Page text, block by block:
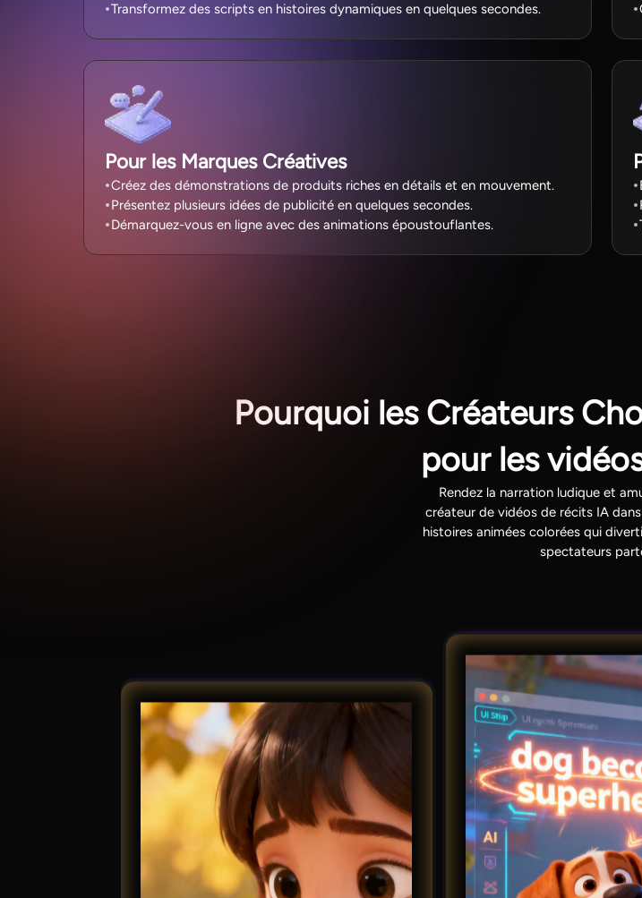
Transformez des scripts en histoires dynamiques en quelques secondes.
Pour les Marques Créatives
Créez des démonstrations de produits riches en détails et en mouvement.
Présentez plusieurs idées de publicité en quelques secondes.
Démarquez-vous en ligne avec des animations époustouflantes.
Pourquoi les Créateurs
pour les
Rendez la narration ludique et
créateur de vidéos de récits IA
histoires animées colorées qui
spectateurs